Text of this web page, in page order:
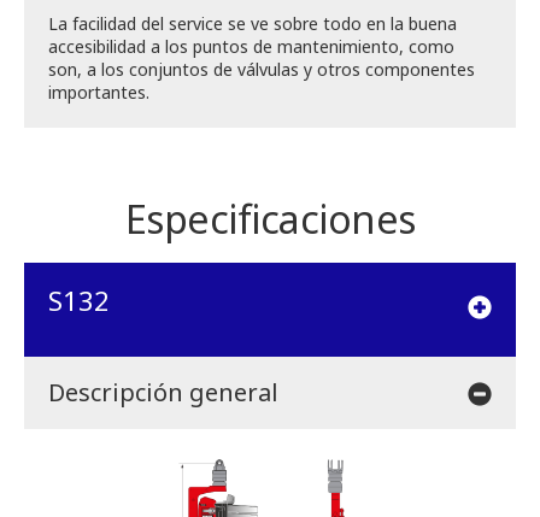
La facilidad del service se ve sobre todo en la buena
accesibilidad a los puntos de mantenimiento, como
son, a los conjuntos de válvulas y otros componentes
importantes.
Especificaciones
S132
Descripción general